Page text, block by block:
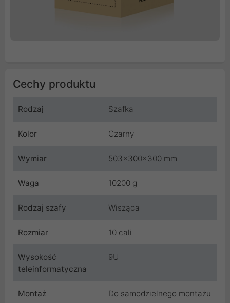
Cechy produktu
Rodzaj Szafka
Kolor Czarny
Wymiar 503x300x300 mm
Waga 10200 g
Rodzaj szafy Wisząca
Rozmiar 10 cali
Wysokość
teleinformatyczna
9U
Montaż Do samodzielnego montażu